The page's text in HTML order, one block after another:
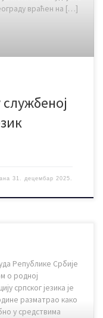
враћен на […]
31. децембар 2025.
Републике Србије
о родној
српског језика је
разматрао како
у средствима